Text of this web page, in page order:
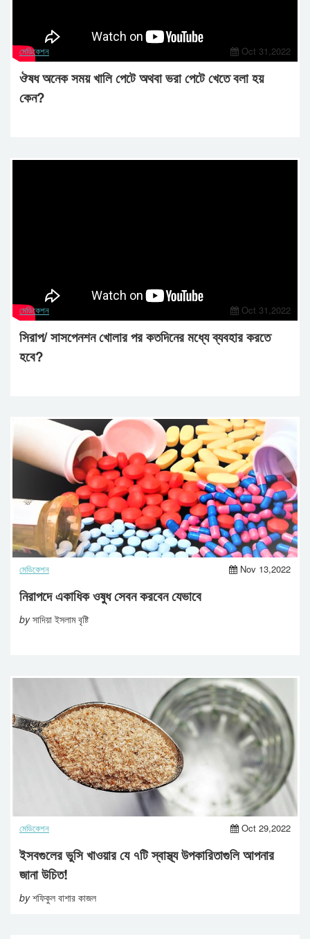
মেডিকেশন Oct 31,2022
ঔষধ অনেক সময় খালি পেটে অথবা ভরা পেটে খেতে বলা হয়
কেন?
মেডিকেশন Oct 31,2022
সিরাপ/ সাসপেনশন খোলার পর কতদিনের মধ্যে ব্যবহার করতে
হবে?
মেডিকেশন Nov 13,2022
নিরাপদে একাধিক ওষুধ সেবন করবেন যেভাবে
byসাদিয়া ইসলাম বৃষ্টি
মেডিকেশন Oct 29,2022
ইসবগুলের ভুসি খাওয়ার যে ৭টি স্বাস্থ্য উপকারিতাগুলি আপনার
জানা উচিত!
byশফিকুল বাশার কাজল